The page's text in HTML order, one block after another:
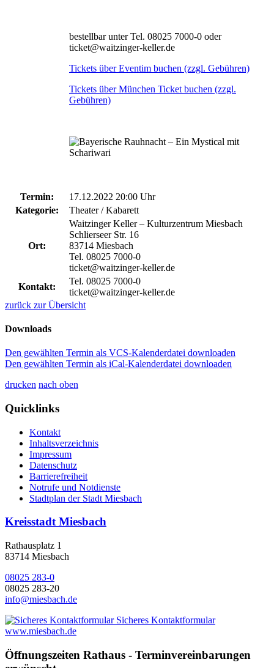
bestellbar unter Tel. 08025 7000-0 oder
ticket@waitzinger-keller.de
Tickets über Eventim buchen (zzgl. Gebühren)
Tickets über München Ticket buchen (zzgl.
Gebühren)
Termin:
17.12.2022 20:00 Uhr
Kategorie:
Theater / Kabarett
Ort:
Waitzinger Keller – Kulturzentrum Miesbach
Schlierseer Str. 16
83714 Miesbach
Tel. 08025 7000-0
ticket@waitzinger-keller.de
Kontakt:
Tel. 08025 7000-0
ticket@waitzinger-keller.de
zurück zur Übersicht
Downloads
Den gewählten Termin als VCS-Kalenderdatei downloaden
Den gewählten Termin als iCal-Kalenderdatei downloaden
drucken nach oben
Quicklinks
Kontakt
Inhaltsverzeichnis
Impressum
Datenschutz
Barrierefreiheit
Notrufe und Notdienste
Stadtplan der Stadt Miesbach
Kreisstadt Miesbach
Rathausplatz 1
83714 Miesbach
08025 283-0
08025 283-20
info@miesbach.de
Sicheres Kontaktformular
www.miesbach.de
Öffnungszeiten Rathaus - Terminvereinbarungen